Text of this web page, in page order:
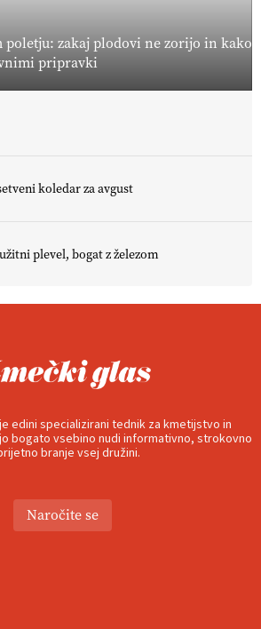
poletju: zakaj plodovi ne zorijo in kako
pripravki
koledar za avgust
plevel, bogat z železom
edini specializirani tednik za kmetijstvo in
bogato vsebino nudi informativno, strokovno
branje vsej družini.
Naročite se